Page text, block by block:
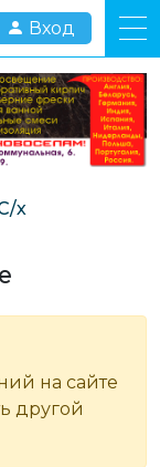
Вход
х
на сайте
другой